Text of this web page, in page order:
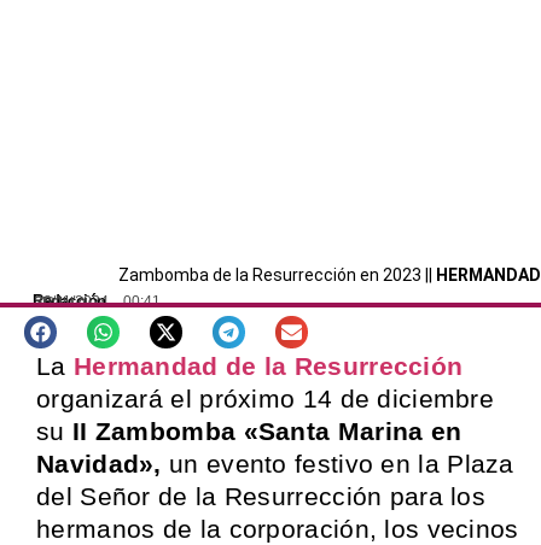
Zambomba de la Resurrección en 2023 || HERMANDAD
Redacción
SEVILLA
28/11/2024 00:41
La Hermandad de la Resurrección
organizará el próximo 14 de diciembre
su II Zambomba «Santa Marina en
Navidad», un evento festivo en la Plaza
del Señor de la Resurrección para los
hermanos de la corporación, los vecinos